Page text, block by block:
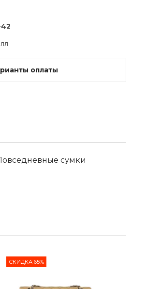
оплаты
сумки
СКИДКА 65%